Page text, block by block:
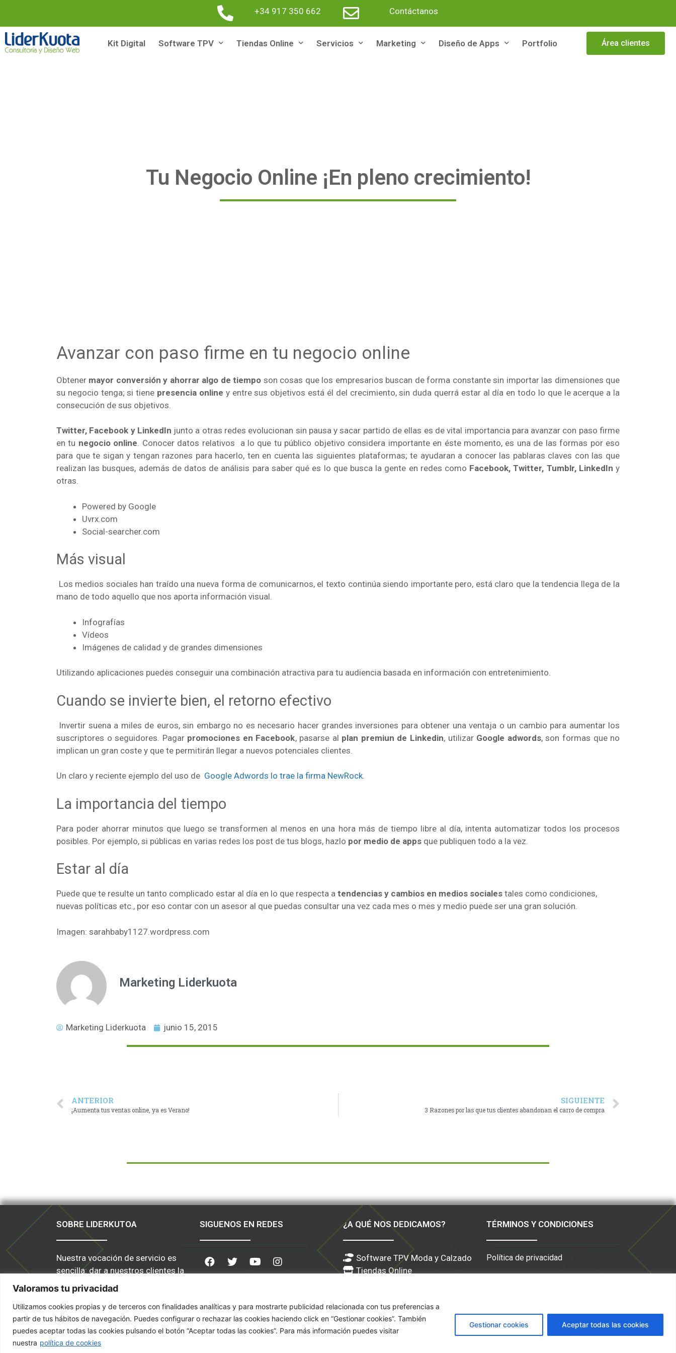
Valoramos tu privacidad
Utilizamos cookies propias y de terceros con finalidades analíticas y para mostrarte publicidad relacionada con tus preferencias a
partir de tus hábitos de navegación. Puedes configurar o rechazar las cookies haciendo click en “Gestionar cookies”. También
puedes aceptar todas las cookies pulsando el botón “Aceptar todas las cookies”. Para más información puedes visitar
nuestra política de cookies
Gestionar cookies Aceptar todas las cookies
+34 917 350 662 Contáctanos
Kit Digital Software TPV Tiendas Online Servicios Marketing Diseño de Apps Portfolio Área clientes
Tu Negocio Online ¡En pleno crecimiento!
Avanzar con paso firme en tu negocio online
Obtener mayor conversión y ahorrar algo de tiempo son cosas que los empresarios buscan de forma constante sin importar las dimensiones que
su negocio tenga; si tiene presencia online y entre sus objetivos está él del crecimiento, sin duda querrá estar al día en todo lo que le acerque a la
consecución de sus objetivos.
Twitter, Facebook y LinkedIn junto a otras redes evolucionan sin pausa y sacar partido de ellas es de vital importancia para avanzar con paso firme
en tu negocio online. Conocer datos relativos a lo que tu público objetivo considera importante en éste momento, es una de las formas por eso
para que te sigan y tengan razones para hacerlo, ten en cuenta las siguientes plataformas; te ayudaran a conocer las pablaras claves con las que
realizan las busques, además de datos de análisis para saber qué es lo que busca la gente en redes como Facebook, Twitter, Tumblr, LinkedIn y
otras.
Powered by Google
Uvrx.com
Social-searcher.com
Más visual
Los medios sociales han traído una nueva forma de comunicarnos, el texto continúa siendo importante pero, está claro que la tendencia llega de la
mano de todo aquello que nos aporta información visual.
Infografías
Vídeos
Imágenes de calidad y de grandes dimensiones
Utilizando aplicaciones puedes conseguir una combinación atractiva para tu audiencia basada en información con entretenimiento.
Cuando se invierte bien, el retorno efectivo
Invertir suena a miles de euros, sin embargo no es necesario hacer grandes inversiones para obtener una ventaja o un cambio para aumentar los
suscriptores o seguidores. Pagar promociones en Facebook, pasarse al plan premiun de Linkedin, utilizar Google adwords, son formas que no
implican un gran coste y que te permitirán llegar a nuevos potenciales clientes.
Un claro y reciente ejemplo del uso de Google Adwords lo trae la firma NewRock.
La importancia del tiempo
Para poder ahorrar minutos que luego se transformen al menos en una hora más de tiempo libre al día, intenta automatizar todos los procesos
posibles. Por ejemplo, si públicas en varias redes los post de tus blogs, hazlo por medio de apps que publiquen todo a la vez.
Estar al día
Puede que te resulte un tanto complicado estar al día en lo que respecta a tendencias y cambios en medios sociales tales como condiciones,
nuevas políticas etc., por eso contar con un asesor al que puedas consultar una vez cada mes o mes y medio puede ser una gran solución.
Imagen: sarahbaby1127.wordpress.com
Marketing Liderkuota
Marketing Liderkuota junio 15, 2015
ANTERIOR
¡Aumenta tus ventas online, ya es Verano!
SIGUIENTE
3 Razones por las que tus clientes abandonan el carro de compra
SOBRE LIDERKUTOA
Nuestra vocación de servicio es
sencilla: dar a nuestros clientes la
mejor calidad a un precio justo.
SIGUENOS EN REDES
28760 – Tres Cantos –
Madrid
¿A QUÉ NOS DEDICAMOS?
Software TPV Moda y Calzado
Tiendas Online
TÉRMINOS Y CONDICIONES
Política de privacidad